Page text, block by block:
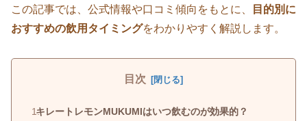
この記事では、公式情報や口コミ傾向をもとに、
目的別に
おすすめの飲用タイミングをわかりやすく解説します。
目次
キレートレモンMUKUMIはいつ飲むのが効果的？